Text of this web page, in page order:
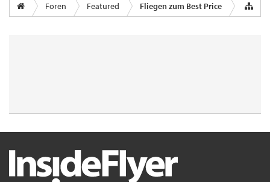
Foren Featured Fliegen zum Best Price